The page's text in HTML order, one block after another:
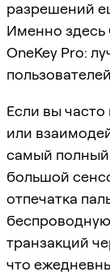
разрешений
Именно здесь
OneKey Pro:
Если вы часто
или
самый полный
большой
отпечатка
транзакций
что